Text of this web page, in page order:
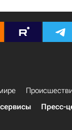
Пресс-